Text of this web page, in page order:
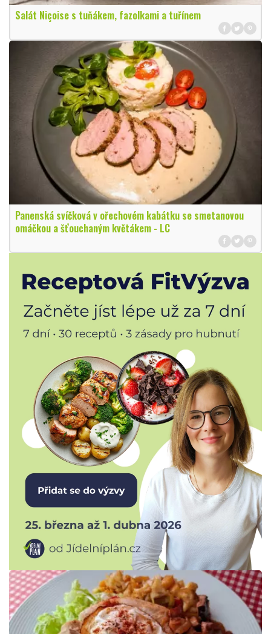
Salát Niçoise s tuňákem, fazolkami a tuřínem
Panenská svíčková v ořechovém kabátku se smetanovou
omáčkou a šťouchaným květákem - LC